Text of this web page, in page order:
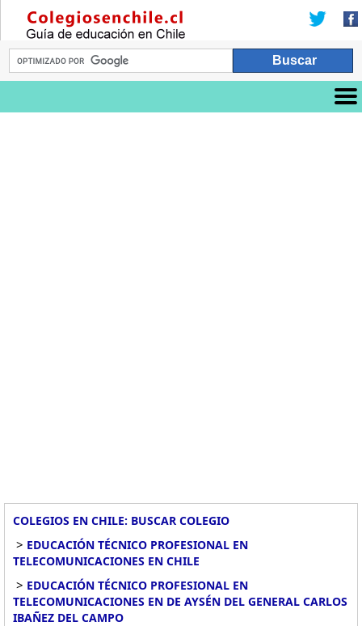
COLEGIOS EN CHILE: BUSCAR COLEGIO
> EDUCACIÓN TÉCNICO PROFESIONAL EN
TELECOMUNICACIONES EN CHILE
> EDUCACIÓN TÉCNICO PROFESIONAL EN
TELECOMUNICACIONES EN DE AYSÉN DEL GENERAL CARLOS
IBAÑEZ DEL CAMPO